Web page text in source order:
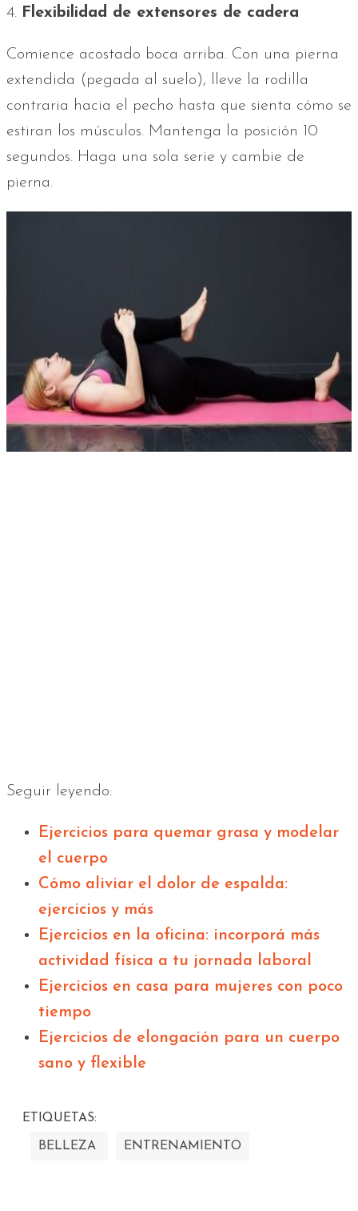
4. Flexibilidad de extensores de cadera
Comience acostado boca arriba. Con una pierna
extendida (pegada al suelo), lleve la rodilla
contraria hacia el pecho hasta que sienta cómo se
estiran los músculos. Mantenga la posición 10
segundos. Haga una sola serie y cambie de
pierna.
Seguir leyendo:
Ejercicios para quemar grasa y modelar
el cuerpo
Cómo aliviar el dolor de espalda:
ejercicios y más
Ejercicios en la oficina: incorporá más
actividad física a tu jornada laboral
Ejercicios en casa para mujeres con poco
tiempo
Ejercicios de elongación para un cuerpo
sano y flexible
ETIQUETAS:
BELLEZA ENTRENAMIENTO